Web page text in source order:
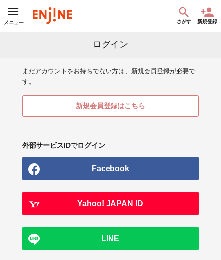
メニュー さがす 新規登録
ログイン
まだアカウントをお持ちでない方は、新規会員登録が必要で
す。
新規会員登録はこちら
外部サービスIDでログイン
Facebook
Yahoo! JAPAN ID
LINE